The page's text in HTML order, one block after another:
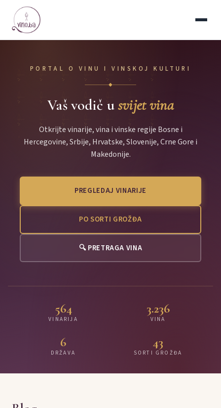
PORTAL O VINU I VINSKOJ KULTURI
◆
Vaš vodič usvijet vina
Otkrijte vinarije, vina i vinske regije Bosne i
Hercegovine, Srbije, Hrvatske, Slovenije, Crne Gore i
Makedonije.
PREGLEDAJ VINARIJE
PO SORTI GROŽĐA
🔍 PRETRAGA VINA
564
VINARIJA
3.236
VINA
6
DRŽAVA
43
SORTI GROŽĐA